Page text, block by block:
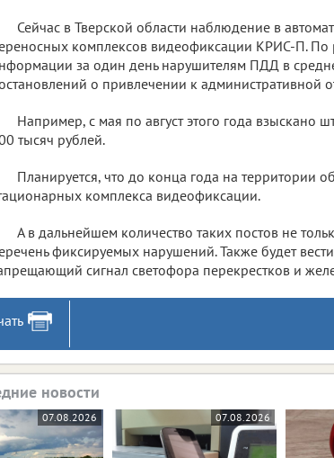
Сейчас в Тверской области наблюдение в
комплексов видеофиксации КРИС-П. По
за один день нарушителям ПДД в
о привлечении к административной
Например, с мая по август этого года взыскано
тысяч рублей.
Планируется, что до конца года на территории
комплекса видеофиксации.
А в дальнейшем количество таких постов не
фиксируемых нарушений. Также будет
сигнал светофора перекрестков и
новости
07.08.2026 07.08.2026